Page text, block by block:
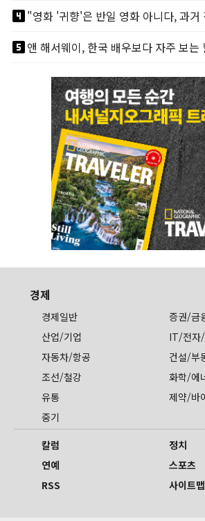
looks_4"영화 '귀향'은 반일 영화 아니다, 과거
looks_5앤 해서웨이, 한국 배우보다 자주 보는
경제
경제일반
증권/금
산업/기업
IT/전자
자동차/항공
건설/부
조선/철강
화학/에
유통
제약/바
중기
칼럼
정치
연예
스포츠
RSS
사이트맵